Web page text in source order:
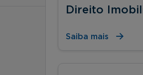
Direito
Saiba mais